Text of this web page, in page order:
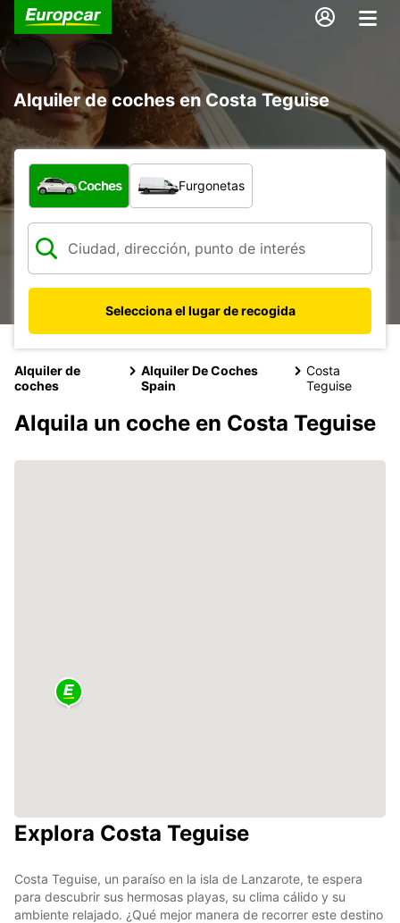
Alquiler de coches en Costa Teguise
¿Qué tipo de vehículo?
Coches Furgonetas
Selecciona el lugar de recogida
Alquiler de
coches
Alquiler De Coches
Spain
Costa
Teguise
Alquila un coche en Costa Teguise
Explora Costa Teguise
Costa Teguise, un paraíso en la isla de Lanzarote, te espera
para descubrir sus hermosas playas, su clima cálido y su
ambiente relajado. ¿Qué mejor manera de recorrer este destino